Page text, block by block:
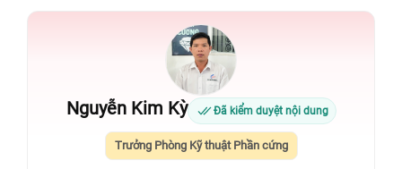
Nguyễn Kim Kỳ Đã kiểm duyệt nội dung
Trưởng Phòng Kỹ thuật Phần cứng